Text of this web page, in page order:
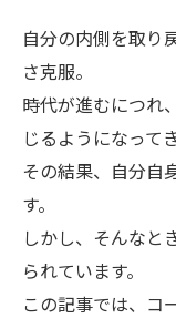
自分の内側を取り
さ克服。
時代が進むにつれ
じるようになって
その結果、自分自
す。
しかし、そんなと
られています。
この記事では、コ